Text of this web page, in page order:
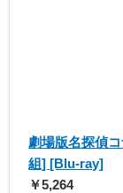
劇場版名探偵
組] [Blu-ray]
￥5,264